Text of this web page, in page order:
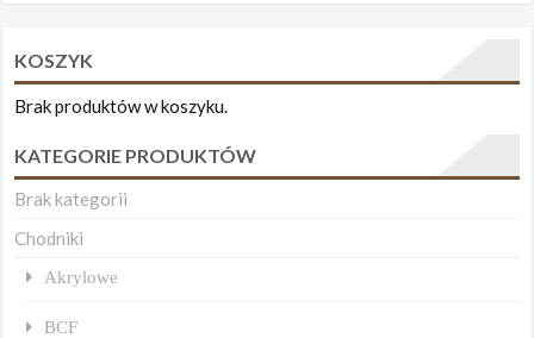
KOSZYK
Brak produktów w koszyku.
KATEGORIE PRODUKTÓW
Brak kategorii
Chodniki
Akrylowe
BCF